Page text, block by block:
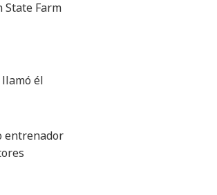
State Farm
llamó él
entrenador